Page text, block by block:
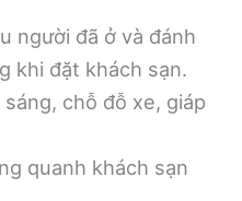
người đã ở và đánh
khi đặt khách sạn.
chỗ đỗ xe, giáp
quanh khách sạn